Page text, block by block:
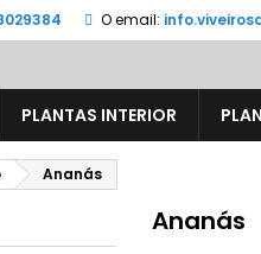
O email:
PLANTAS INTERIOR
Ananás
Ananás